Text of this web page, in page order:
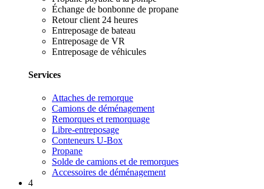
Échange de bonbonne de propane
Retour client 24 heures
Entreposage de bateau
Entreposage de VR
Entreposage de véhicules
Services
Attaches de remorque
Camions de déménagement
Remorques et remorquage
Libre-entreposage
Conteneurs U-Box
Propane
Solde de camions et de remorques
Accessoires de déménagement
4